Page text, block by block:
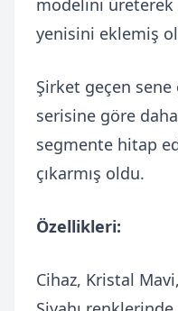
modelini üreterek
yenisini eklemiş
Şirket geçen sene
serisine göre
segmente hitap
çıkarmış oldu.
Özellikleri:
Cihaz, Kristal